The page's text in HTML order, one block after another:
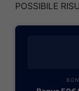
POSSIBILE